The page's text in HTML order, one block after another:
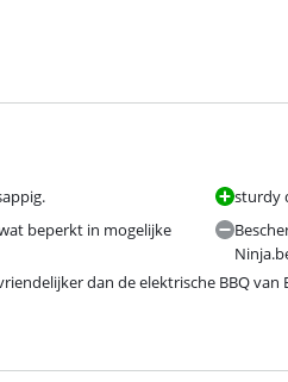
beperkt in mogelijke
sturdy
dan de elektrische BBQ van